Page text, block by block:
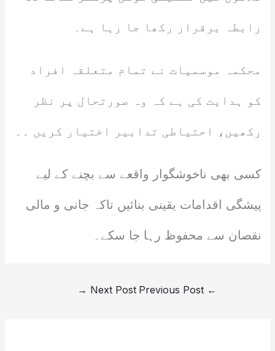
رابطہ برقرار رکھا جا رہا ہے۔
محکمہ موسمیات نے تمام متعلقہ افراد
کو ہدایت کی ہے کہ وہ صورتحال پر نظر
رکھیں، احتیاطی تدابیر اختیار کریں ۔۔
کسی بھی ناخوشگوار واقعے سے بچنے کے لیے
پیشگی اقدامات یقینی بنائیں تاکہ جانی و مالی
نقصان سے محفوظ رہا جا سکے۔
←
Next Post
→